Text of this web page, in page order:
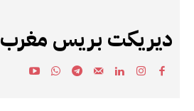
ديريكت بريس مغرب